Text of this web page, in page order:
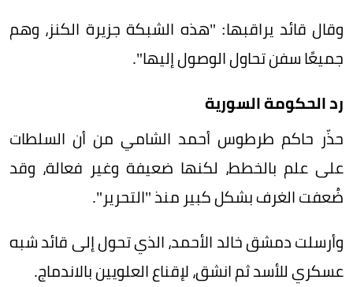
وقال قائد يراقبها: "هذه الشبكة جزيرة الكنز، وهم
جميعًا سفن تحاول الوصول إليها".
رد الحكومة السورية
حذّر حاكم طرطوس أحمد الشامي من أن السلطات
على علم بالخطط، لكنها ضعيفة وغير فعالة، وقد
ضُعفت الغرف بشكل كبير منذ "التحرير".
وأرسلت دمشق خالد الأحمد، الذي تحول إلى قائد شبه
عسكري للأسد ثم انشق، لإقناع العلويين بالاندماج.